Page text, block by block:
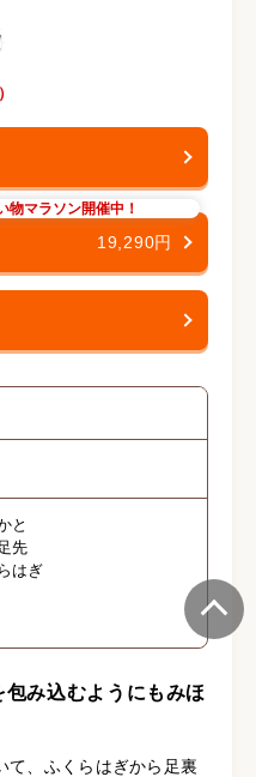
物マラソン開催中！
19,290円
と
先
はぎ
み込むようにもみほ
て、ふくらはぎから足裏